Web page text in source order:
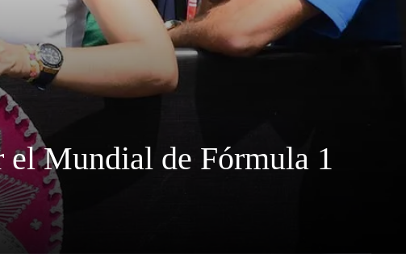
el Mundial de Fórmula 1